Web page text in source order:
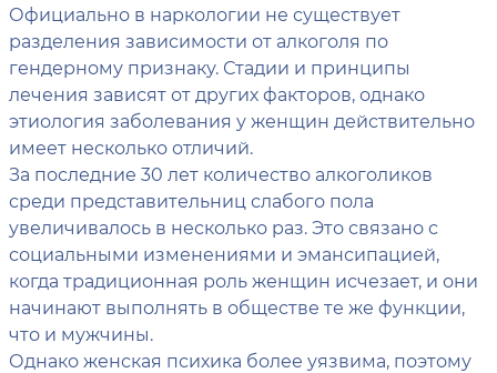
Официально в наркологии не существует
разделения зависимости от алкоголя по
гендерному признаку. Стадии и принципы
лечения зависят от других факторов, однако
этиология заболевания у женщин действительно
имеет несколько отличий.
За последние 30 лет количество алкоголиков
среди представительниц слабого пола
увеличивалось в несколько раз. Это связано с
социальными изменениями и эмансипацией,
когда традиционная роль женщин исчезает, и они
начинают выполнять в обществе те же функции,
что и мужчины.
Однако женская психика более уязвима, поэтому